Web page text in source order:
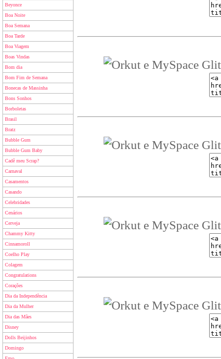
Beyonce
Boa Noite
Boa Semana
Boa Tarde
Boa Viagem
Boas Vindas
Bom dia
Bom Fim de Semana
Bonecas de Massinha
Bons Sonhos
Borboletas
Brasil
Bratz
Bubble Gum
Bubble Gum Baby
Cadê meu Scrap?
Carnaval
Casamentos
Casando
Celebridades
Cenários
Cerveja
Chammy Kitty
Cinnamoroll
Coelho Play
Colagem
Congratulations
Corações
Dia da Independência
Dia da Mulher
Dia das Mães
Disney
Dolls Beijinhos
Domingo